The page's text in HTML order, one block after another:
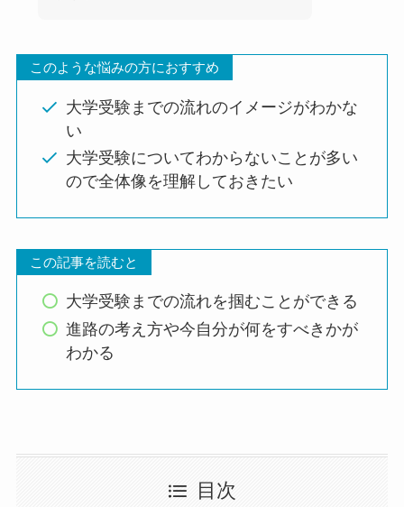
このような悩みの方におすすめ
大学受験までの流れのイメージがわかな
い
大学受験についてわからないことが多い
ので全体像を理解しておきたい
この記事を読むと
大学受験までの流れを掴むことができる
進路の考え方や今自分が何をすべきかが
わかる
目次